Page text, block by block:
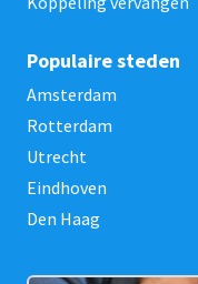
Populaire steden
Amsterdam
Rotterdam
Utrecht
Eindhoven
Den Haag